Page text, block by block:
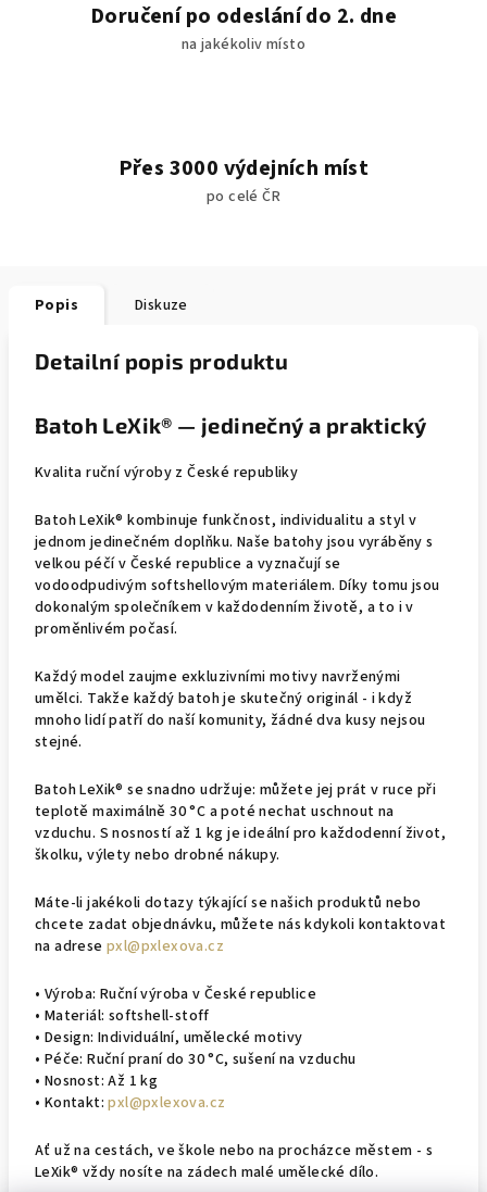
Doručení po odeslání do 2. dne
na jakékoliv místo
Přes 3000 výdejních míst
po celé ČR
Popis Diskuze
Detailní popis produktu
Batoh LeXik® — jedinečný a praktický
Kvalita ruční výroby z České republiky
Batoh LeXik® kombinuje funkčnost, individualitu a styl v
jednom jedinečném doplňku. Naše batohy jsou vyráběny s
velkou péčí v České republice a vyznačují se
vodoodpudivým softshellovým materiálem. Díky tomu jsou
dokonalým společníkem v každodenním životě, a to i v
proměnlivém počasí.
Každý model zaujme exkluzivními motivy navrženými
umělci. Takže každý batoh je skutečný originál - i když
mnoho lidí patří do naší komunity, žádné dva kusy nejsou
stejné.
Batoh LeXik® se snadno udržuje: můžete jej prát v ruce při
teplotě maximálně 30 °C a poté nechat uschnout na
vzduchu. S nosností až 1 kg je ideální pro každodenní život,
školku, výlety nebo drobné nákupy.
Máte-li jakékoli dotazy týkající se našich produktů nebo
chcete zadat objednávku, můžete nás kdykoli kontaktovat
na adresepxl@pxlexova.cz
• Výroba: Ruční výroba v České republice
• Materiál: softshell-stoff
• Design: Individuální, umělecké motivy
• Péče: Ruční praní do 30 °C, sušení na vzduchu
• Nosnost: Až 1 kg
• Kontakt:pxl@pxlexova.cz
Ať už na cestách, ve škole nebo na procházce městem - s
LeXik® vždy nosíte na zádech malé umělecké dílo.